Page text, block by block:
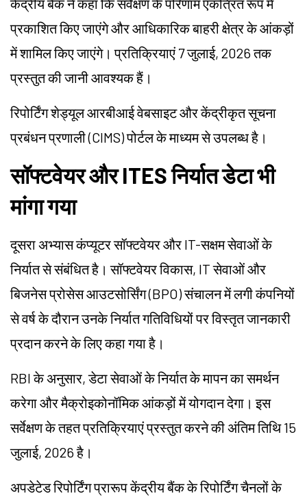
केंद्रीय बैंक ने कहा कि सर्वेक्षण के परिणाम एकत्रित रूप में
प्रकाशित किए जाएंगे और आधिकारिक बाहरी क्षेत्र के आंकड़ों
में शामिल किए जाएंगे। प्रतिक्रियाएं 7 जुलाई, 2026 तक
प्रस्तुत की जानी आवश्यक हैं।
रिपोर्टिंग शेड्यूल आरबीआई वेबसाइट और केंद्रीकृत सूचना
प्रबंधन प्रणाली (CIMS) पोर्टल के माध्यम से उपलब्ध है।
सॉफ्टवेयर और ITES निर्यात डेटा भी
मांगा गया
दूसरा अभ्यास कंप्यूटर सॉफ्टवेयर और IT-सक्षम सेवाओं के
निर्यात से संबंधित है। सॉफ्टवेयर विकास, IT सेवाओं और
बिजनेस प्रोसेस आउटसोर्सिंग (BPO) संचालन में लगी कंपनियों
से वर्ष के दौरान उनके निर्यात गतिविधियों पर विस्तृत जानकारी
प्रदान करने के लिए कहा गया है।
RBI के अनुसार, डेटा सेवाओं के निर्यात के मापन का समर्थन
करेगा और मैक्रोइकोनॉमिक आंकड़ों में योगदान देगा। इस
सर्वेक्षण के तहत प्रतिक्रियाएं प्रस्तुत करने की अंतिम तिथि 15
जुलाई, 2026 है।
अपडेटेड रिपोर्टिंग प्रारूप केंद्रीय बैंक के रिपोर्टिंग चैनलों के